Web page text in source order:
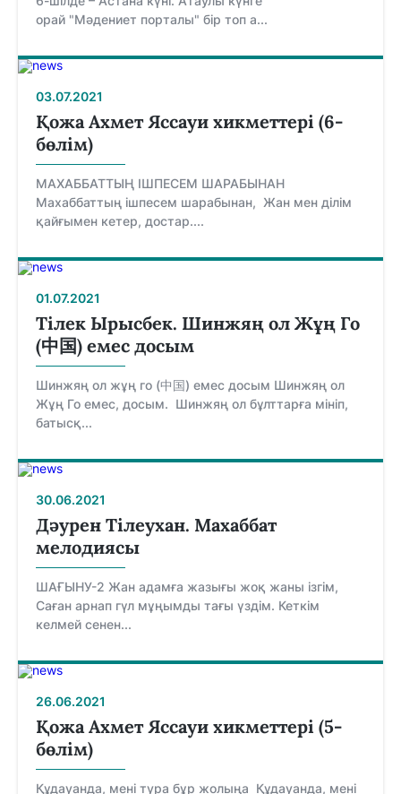
орай "Мәдениет порталы" бір топ а...
03.07.2021
Қожа Ахмет Яссауи хикметтері (6-
бөлім)
МАХАББАТТЫҢ ІШПЕСЕМ ШАРАБЫНАН
Махаббаттың ішпесем шарабынан, Жан мен ділім
қайғымен кетер, достар....
01.07.2021
Tiлек Ырысбек. Шинжяң ол Жұң Го
(中国) емес досым
Шинжяң ол жұң го (中国) емес досым Шинжяң ол
Жұң Го емес, досым. Шинжяң ол бұлттарға мініп,
батысқ...
30.06.2021
Дәурен Тілеухан. Махаббат
мелодиясы
ШАҒЫНУ-2 Жан адамға жазығы жоқ жаны ізгім,
Саған арнап гүл мұңымды тағы үздім. Кеткім
келмей сенен...
26.06.2021
Қожа Ахмет Яссауи хикметтері (5-
бөлім)
Құдауанда, мені тура бұр жолыңа Құдауанда, мені